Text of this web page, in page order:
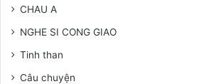
CHAU A
NGHE SI CONG GIAO
Tinh than
Câu chuyện